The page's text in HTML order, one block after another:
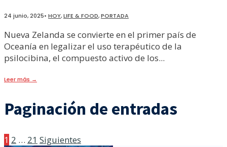
24 junio, 2025• HOY,LIFE & FOOD,PORTADA
Nueva Zelanda se convierte en el primer país de
Oceanía en legalizar el uso terapéutico de la
psilocibina, el compuesto activo de los...
Leer más →
Paginación de entradas
1 2 … 21 Siguientes